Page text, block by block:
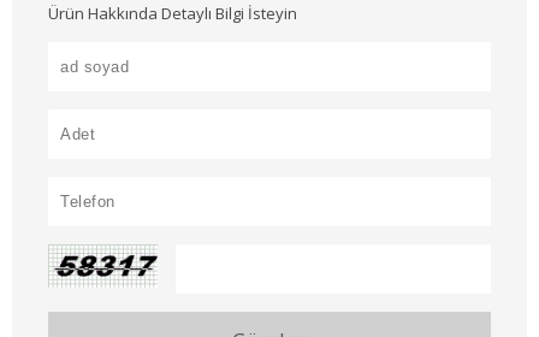
Ürün Hakkında Detaylı Bilgi İsteyin